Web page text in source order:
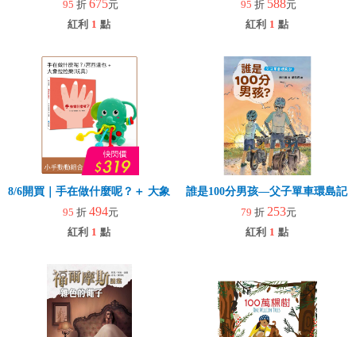
95 折 675元
紅利 1 點
95 折 588元
紅利 1 點
8/6開買｜手在做什麼呢？＋ 大象拉拉樂(玩具)
95 折 494元
紅利 1 點
誰是100分男孩—父子單車環島記
79 折 253元
紅利 1 點